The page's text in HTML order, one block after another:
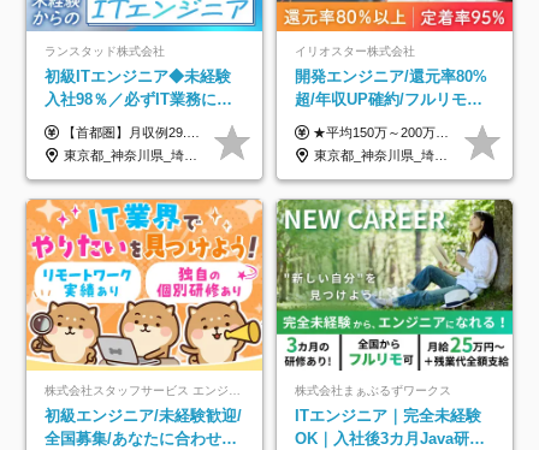
ランスタッド株式会社
初級ITエンジニア◆未経験
入社98％／必ずIT業務に配
属／月収例29.5万円／Web
面接1回／土日面接可/SE
【首都圏】月収例29.5万円（月給26万円＋諸手当） 【東海・関西】月収例28.5万円（月給25万円＋諸手当） 【九州】月収例26万円（月給23万円＋諸手当） ※経験・スキル・前職給与を踏まえ、総合的に判断して決定します。 例：首都圏 月収例31万円（月給27万円＋諸手当） ◆各種手当 ・通勤手当（上限4万円まで） ・残業代手当（1分単位で全額支給） ※固定残業代制は採用しておりません ・深夜勤務手当 ・資格取得支援（ランクに応じてお祝い金1万円～10万円を支給） ◆昇給：年1回 ◆補足 ・研修中1ヶ月間は、時給1670円となります。 ・試用期間6ヶ月あり。その間の待遇に変更はありません。 ※詳細は面接時にご案内します。
東京都_神奈川県_埼玉県_千葉県_大阪府_愛知県_兵庫県_京都府_福岡県
イリオスター株式会社
開発エンジニア/還元率80%
超/年収UP確約/フルリモ
OK/年休130日/平均残業7h/
約2万件の案件から選択
★平均150万～200万円年収UPを実現！ ★前職給与を100％保証！ ★案件内容の開示・明確な評価体制あり ⇒クライアント評価で即昇給を実現したケースも◎ ★年12回（毎月昇給チャンスあり） ■月給35万円～103万円 ※経験・能力・前職給与を考慮し、決定 ※上記給与には月30時間分(6万6500円以上)の固定残業代が含まれます。超過分は手当として別途支給します ※試用期間3ヶ月あり(期間中の給与・待遇面に差異はありません) ▼収入アップの実例をご紹介 ───────────── ★働き方改革をした30代男性（PG） 子どもが生まれたばかりなのに、忙しい現場で残業も月50～60時間が当たり前。 ⇒残業ほぼゼロ＆週3リモートの働き方に！しかも給与もアップ！ ★収入アップした30代男性（PM） 子供が3人いて家計も苦しく、残業代で稼ぐ日々… ⇒残業をたくさんしていた年収額より、100万円以上アップしました！
東京都_神奈川県_埼玉県_千葉県_大阪府_愛知県_北海道_青森県_岩手県_宮城県_秋田県_山形県_福島県_茨城県_栃木県_群馬県_新潟県_山梨県_長野県_富山県_石川県_福井県_静岡県_岐阜県_三重県_兵庫県_京都府_滋賀県_奈良県_和歌山県_広島県_岡山県_鳥取県_島根県_山口県_徳島県_香川県_愛媛県_高知県_福岡県_熊本県_佐賀県_長崎県_大分県_宮崎県_鹿児島県_沖縄県
株式会社スタッフサービス エンジニアリング事業本部
初級エンジニア/未経験歓迎/
全国募集/あなたに合わせた
株式会社まぁぶるずワークス
ITエンジニア｜完全未経験
OK｜入社後3カ月Java研修